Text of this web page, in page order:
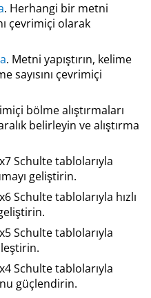
. Herhangi bir metni
çevrimiçi olarak
. Metni yapıştırın, kelime
sayısını çevrimiçi
bölme alıştırmaları
belirleyin ve alıştırma
Schulte tablolarıyla
geliştirin.
Schulte tablolarıyla hızlı
Schulte tablolarıyla
Schulte tablolarıyla
güçlendirin.